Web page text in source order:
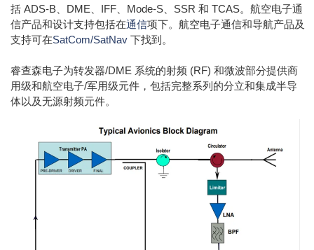
括 ADS-B、DME、IFF、Mode-S、SSR 和 TCAS。航空电子通
信产品和设计支持包括在通信项下。航空电子通信和导航产品及
支持可在SatCom/SatNav 下找到。
睿查森电子为转发器/DME 系统的射频 (RF) 和微波部分提供商
用级和航空电子/军用级元件，包括完整系列的分立和集成半导
体以及无源射频元件。